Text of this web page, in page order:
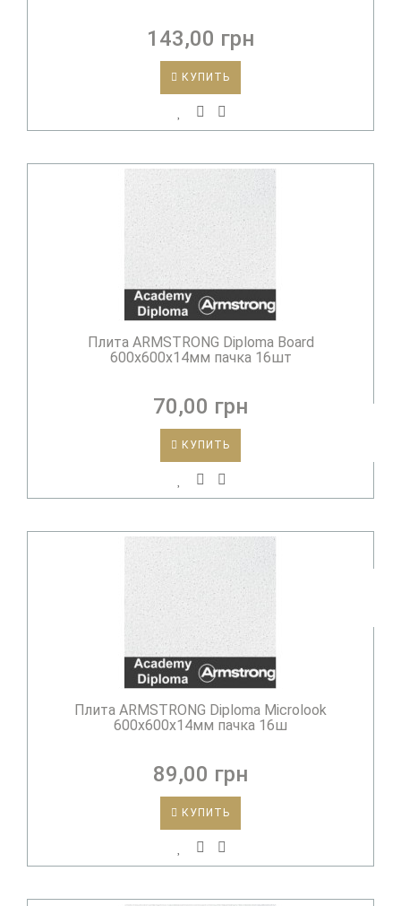
143,00 грн
КУПИТЬ
Плита ARMSTRONG Diploma Board
600х600х14мм пачка 16шт
70,00 грн
КУПИТЬ
Плита ARMSTRONG Diploma Microlook
600х600х14мм пачка 16ш
89,00 грн
КУПИТЬ